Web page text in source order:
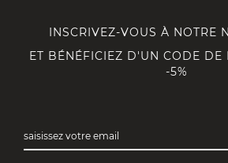
INSCRIVEZ-VOUS À NOTRE
ET BÉNÉFICIEZ D'UN CODE DE
-5%
saisissez votre email